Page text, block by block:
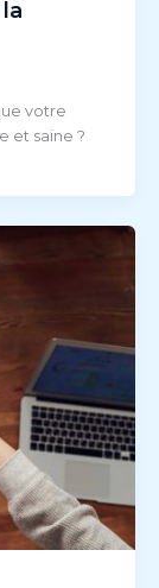
votre
et saine ?